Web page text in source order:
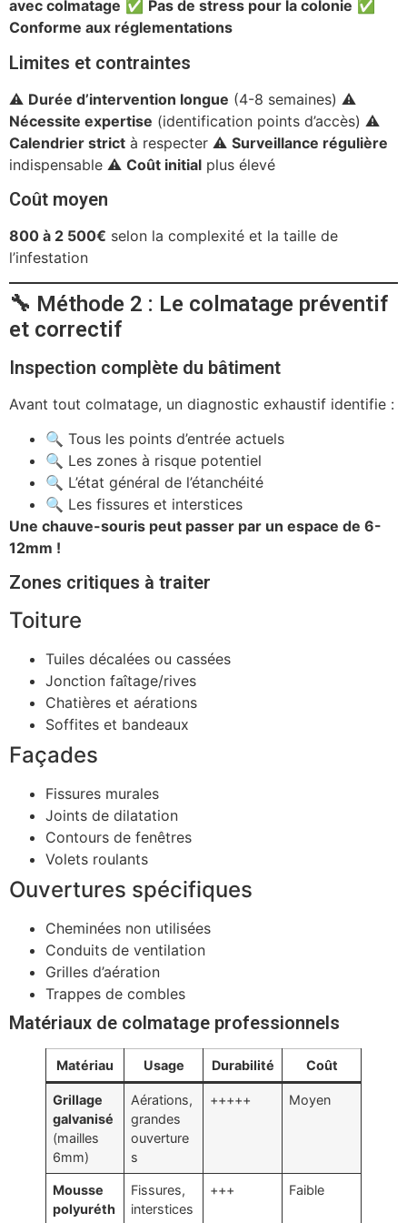
avec colmatage ✅ Pas de stress pour la colonie ✅
Conforme aux réglementations
Limites et contraintes
⚠️ Durée d’intervention longue (4-8 semaines) ⚠️
Nécessite expertise (identification points d’accès) ⚠️
Calendrier strict à respecter ⚠️ Surveillance régulière
indispensable ⚠️ Coût initial plus élevé
Coût moyen
800 à 2 500€ selon la complexité et la taille de
l’infestation
🔧 Méthode 2 : Le colmatage préventif
et correctif
Inspection complète du bâtiment
Avant tout colmatage, un diagnostic exhaustif identifie :
🔍 Tous les points d’entrée actuels
🔍 Les zones à risque potentiel
🔍 L’état général de l’étanchéité
🔍 Les fissures et interstices
Une chauve-souris peut passer par un espace de 6-
12mm !
Zones critiques à traiter
Toiture
Tuiles décalées ou cassées
Jonction faîtage/rives
Chatières et aérations
Soffites et bandeaux
Façades
Fissures murales
Joints de dilatation
Contours de fenêtres
Volets roulants
Ouvertures spécifiques
Cheminées non utilisées
Conduits de ventilation
Grilles d’aération
Trappes de combles
Matériaux de colmatage professionnels
Matériau Usage Durabilité Coût
Grillage
galvanisé
(mailles
6mm)
Aérations,
grandes
ouverture
s
+++++ Moyen
Mousse
polyuréth
Fissures,
interstices
+++ Faible